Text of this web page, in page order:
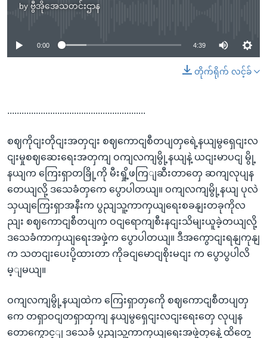
by ဗွီအိုအေသတင်းဌာန
No media source currently available
0:00 4:39
တိုက်ရိုက် လင့်ခ်
..........................................................
စဈကိုငျးတိုငျးအတှငျး စဈကောငျစီတပျတှရေဲ့နယျမွရှေငျးလ
ငျးမှုစဈဆေးရေးအတှကျ ဝကျလကျမွို့နယျနဲ့ ယငျးမာပငျ မွို့
နယျက ကြေးရှာတခြို့ကို မီးရှို့ဖကြျဆီးတာတှေ ဆကျလုပျန
တေယျလို့ ဒသေခံတှကေ ပွောပါတယျ။ ဝကျလကျမွို့နယျ ပုလဲ
သှယျကြေးရှာအနီးက ပွညျသူ့ကာကှယျရေးစခနျးတခုကိုလ
ညျး စဈကောငျစီတပျက ဝငျရောကျစီးနငျးသိမျးယူခဲ့တယျလို့
ဒသေခံကာကှယျရေးအဖှဲ့က ပွောပါတယျ။ ဒီအကွောငျးရနျကုနျ
က သတငျးပေးပို့ထားတာ ကိုခငျမောငျစိုးမငျး က ပွောပွပါလိ
မ့ျမယျ။
ဝကျလကျမွို့နယျထဲက ကြေးရှာတှကေို စဈကောငျစီတပျတှ
ကေ တရှာဝငျတရှာထှကျ နယျမွရှေငျးလငျးရေးတှေ လုပျန
တောကွောင့ျ ဒသေခံ ပွညျသူ့ကာကှယျရေးအဖှဲ့တှနေဲ့ ထိတှေ့